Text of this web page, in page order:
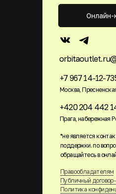
+7 967 14-12-
Москва,
+420 204 442
Прага, набережная
Правообладателям
Публичный
Политика
Онлайн-
*не является
поддержки. по
обращайтесь в